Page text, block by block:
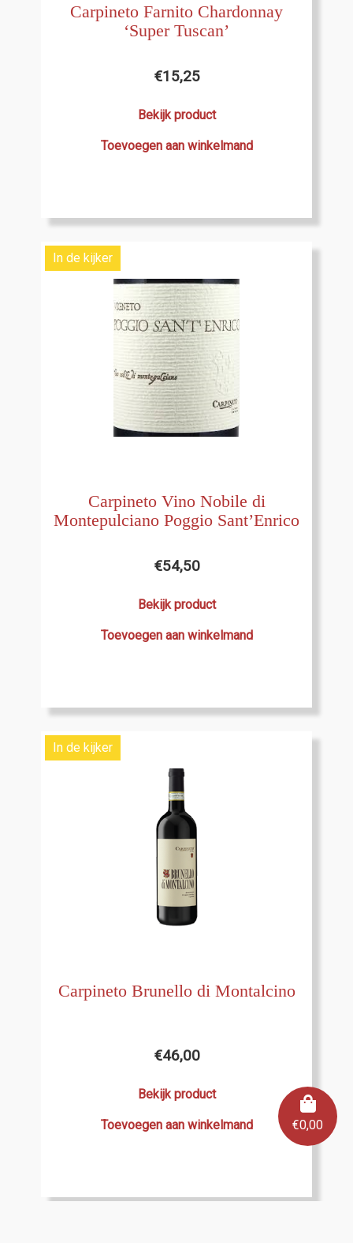
€0,00
Carpineto Farnito Chardonnay
‘Super Tuscan’
€15,25
Bekijk product
Toevoegen aan winkelmand
In de kijker
Carpineto Vino Nobile di
Montepulciano Poggio Sant’Enrico
€54,50
Bekijk product
Toevoegen aan winkelmand
In de kijker
Carpineto Brunello di Montalcino
€46,00
Bekijk product
Toevoegen aan winkelmand